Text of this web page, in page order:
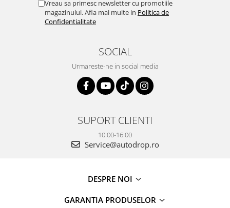
Vreau sa primesc newsletter cu promotiile
magazinului. Afla mai multe in Politica de
Confidentialitate
SOCIAL
Urmareste-ne in social media
SUPORT CLIENTI
10:00-16:00
Service@autodrop.ro
DESPRE NOI
GARANTIA PRODUSELOR